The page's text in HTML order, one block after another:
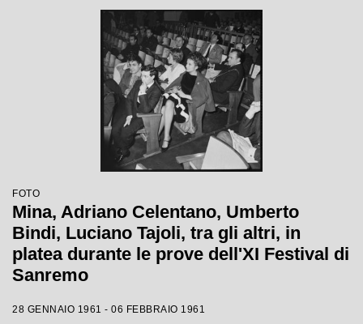
FOTO
Mina, Adriano Celentano, Umberto
Bindi, Luciano Tajoli, tra gli altri, in
platea durante le prove dell'XI Festival di
Sanremo
28 GENNAIO 1961 - 06 FEBBRAIO 1961